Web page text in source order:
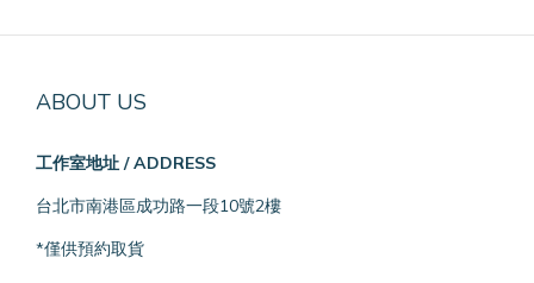
ABOUT US
工作室地址 / ADDRESS
台北市南港區成功路一段10號2樓
*僅供預約取貨